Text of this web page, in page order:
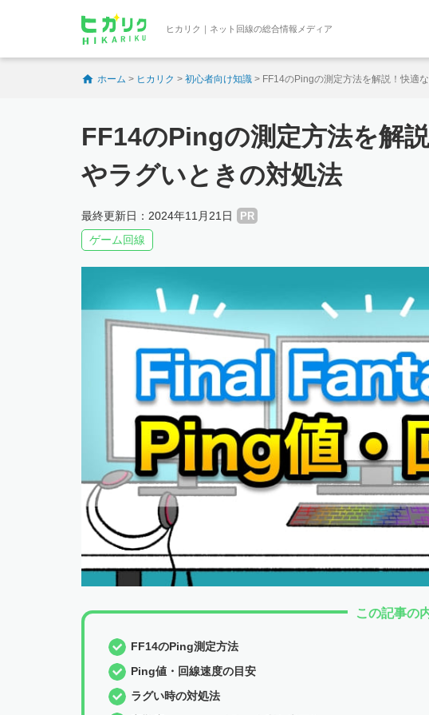
ヒカリク｜ネット回線の総合情報メディア
ホーム > ヒカリク > 初心者向け知識 > FF14のPingの測定方法を解説！快適
FF14のPingの測定方法を解
やラグいときの対処法
最終更新日：2024年11月21日 PR
ゲーム回線
この記事の
FF14のPing測定方法
Ping値・回線速度の目安
ラグい時の対処法